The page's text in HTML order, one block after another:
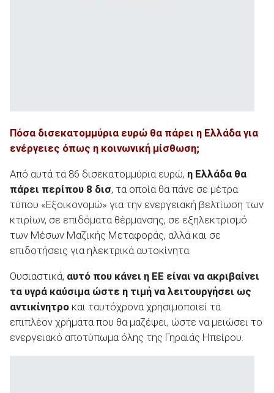
Πόσα δισεκατομμύρια ευρώ θα πάρει η Ελλάδα για
ενέργειες όπως η κοινωνική μίσθωση;
Από αυτά τα 86 δισεκατομμύρια ευρώ, η Ελλάδα θα
πάρει περίπου 8 δισ, τα οποία θα πάνε σε μέτρα
τύπου «Εξοικονομώ» για την ενεργειακή βελτίωση των
κτιρίων, σε επιδόματα θέρμανσης, σε εξηλεκτρισμό
των Μέσων Μαζικής Μεταφοράς, αλλά και σε
επιδοτήσεις για ηλεκτρικά αυτοκίνητα.
Ουσιαστικά, αυτό που κάνει η ΕΕ είναι να ακριβαίνει
τα υγρά καύσιμα ώστε η τιμή να λειτουργήσει ως
αντικίνητρο και ταυτόχρονα χρησιμοποιεί τα
επιπλέον χρήματα που θα μαζέψει, ώστε να μειώσει το
ενεργειακό αποτύπωμα όλης της Γηραιάς Ηπείρου.